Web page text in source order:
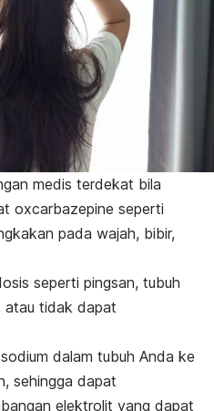
medis terdekat bila
oxcarbazepine seperti
pada wajah, bibir,
seperti pingsan, tubuh
atau tidak dapat
dalam tubuh Anda ke
sehingga dapat
elektrolit yang dapat